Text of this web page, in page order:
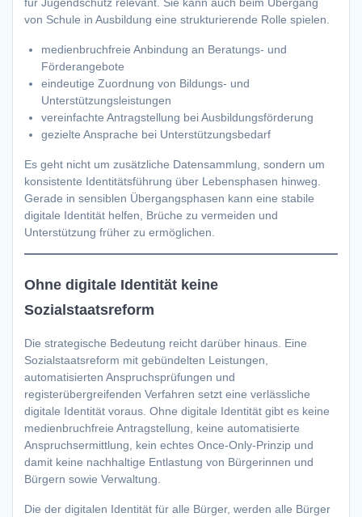
für Jugendschutz relevant. Sie kann auch beim Übergang
von Schule in Ausbildung eine strukturierende Rolle spielen.
medienbruchfreie Anbindung an Beratungs- und
Förderangebote
eindeutige Zuordnung von Bildungs- und
Unterstützungsleistungen
vereinfachte Antragstellung bei Ausbildungsförderung
gezielte Ansprache bei Unterstützungsbedarf
Es geht nicht um zusätzliche Datensammlung, sondern um
konsistente Identitätsführung über Lebensphasen hinweg.
Gerade in sensiblen Übergangsphasen kann eine stabile
digitale Identität helfen, Brüche zu vermeiden und
Unterstützung früher zu ermöglichen.
Ohne digitale Identität keine
Sozialstaatsreform
Die strategische Bedeutung reicht darüber hinaus. Eine
Sozialstaatsreform mit gebündelten Leistungen,
automatisierten Anspruchsprüfungen und
registerübergreifenden Verfahren setzt eine verlässliche
digitale Identität voraus. Ohne digitale Identität gibt es keine
medienbruchfreie Antragstellung, keine automatisierte
Anspruchsermittlung, kein echtes Once-Only-Prinzip und
damit keine nachhaltige Entlastung von Bürgerinnen und
Bürgern sowie Verwaltung.
Die der digitalen Identität für alle Bürger, werden alle Bürger